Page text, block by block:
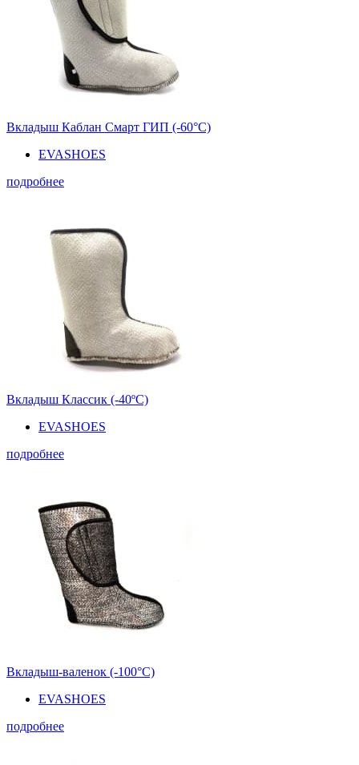
Вкладыш Каблан Смарт ГИП (-60°С)
EVASHOES
подробнее
Вкладыш Классик (-40ºС)
EVASHOES
подробнее
Вкладыш-валенок (-100°С)
EVASHOES
подробнее